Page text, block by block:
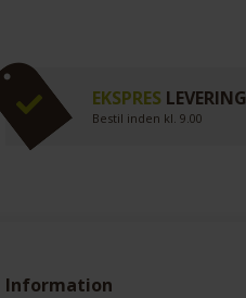
EKSPRES LEVERING
Bestil inden kl. 9.00
Information